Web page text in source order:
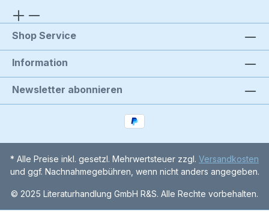
Shop Service
Information
Newsletter abonnieren
* Alle Preise inkl. gesetzl. Mehrwertsteuer zzgl. Versandkosten
und ggf. Nachnahmegebühren, wenn nicht anders angegeben.
© 2025 Literaturhandlung GmbH R&S. Alle Rechte vorbehalten.